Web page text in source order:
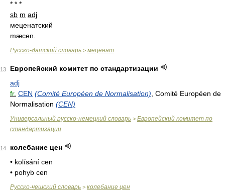
* * *
sb m adj
меценатский
mæcen.
Русско-датский словарь > меценат
13
Европейский комитет по стандартизации
adj
fr. CEN (Comité Européen de Normalisation) , Comité Européen de
Normalisation (CEN)
Универсальный русско-немецкий словарь > Европейский комитет по
стандартизации
14
колебание цен
• kolísání cen
• pohyb cen
Русско-чешский словарь > колебание цен